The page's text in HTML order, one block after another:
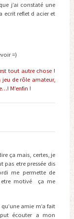
j’ai constaté une
ecrit reflet d acier et
tout autre chose !
jeu de rôle amateur,
M’enfin !
ça mais, certes, je
pas etre pressée dis
me permette de
etre motivé ça me
amie m’a fait
écouter a mon